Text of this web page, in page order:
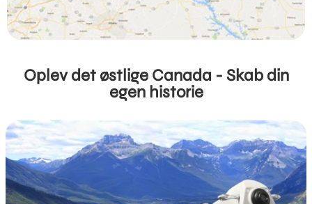
Oplev det østlige Canada - Skab din
egen historie